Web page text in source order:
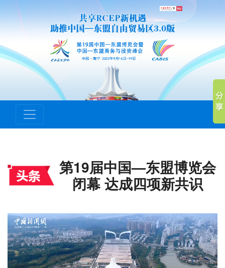
第19届中国—东盟博览会
闭幕 达成四项新共识